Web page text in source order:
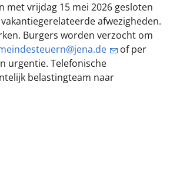
met vrijdag 15 mei 2026 gesloten
afwezigheden.
Burgers worden verzocht om
of per
urgentie. Telefonische
belastingteam naar